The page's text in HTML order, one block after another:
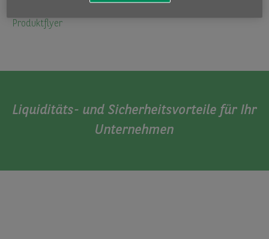
Produktflyer
Liquiditäts- und Sicherheitsvorteile für Ihr
Unternehmen